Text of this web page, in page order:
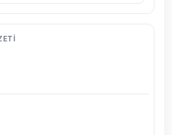
altyapı çalışmaları
Bu çalışma nedeniyle yol